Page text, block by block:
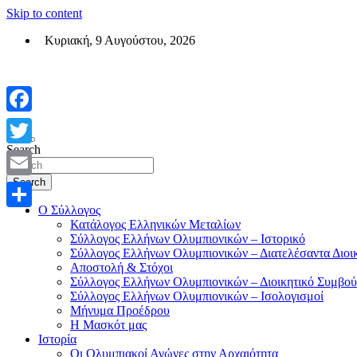
Skip to content
Κυριακή, 9 Αυγούστου, 2026
Επίσημη σελίδα του θεσμικού φορεά των Ελλήνων Ολυμπιονικών
Search
Search
Ο Σύλλογος
Κατάλογος Ελληνικών Μεταλίων
Σύλλογος Ελλήνων Ολυμπιονικών – Ιστορικό
Σύλλογος Ελλήνων Ολυμπιονικών – Διατελέσαντα
Αποστολή & Στόχοι
Σύλλογος Ελλήνων Ολυμπιονικών – Διοικητικό
Σύλλογος Ελλήνων Ολυμπιονικών – Ισολογισμοί
Μήνυμα Προέδρου
Η Μασκότ μας
Ιστορία
Οι Ολυμπιακοί Αγώνες στην Αρχαιότητα
Facebook
Twitter
Email
Μοιραστείτε